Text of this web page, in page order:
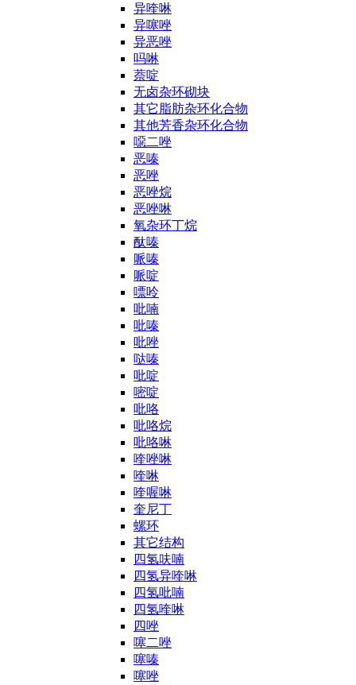
异喹啉
异噻唑
异恶唑
吗啉
萘啶
无卤杂环砌块
其它脂肪杂环化合物
其他芳香杂环化合物
噁二唑
恶嗪
恶唑
恶唑烷
恶唑啉
氧杂环丁烷
酞嗪
哌嗪
哌啶
嘌呤
吡喃
吡嗪
吡唑
哒嗪
吡啶
嘧啶
吡咯
吡咯烷
吡咯啉
喹唑啉
喹啉
喹喔啉
奎尼丁
螺环
其它结构
四氢呋喃
四氢异喹啉
四氢吡喃
四氢喹啉
四唑
噻二唑
噻嗪
噻唑